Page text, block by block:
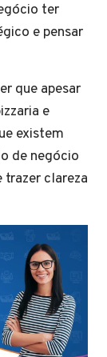
ter
e pensar
que apesar
e
existem
de negócio
trazer clareza